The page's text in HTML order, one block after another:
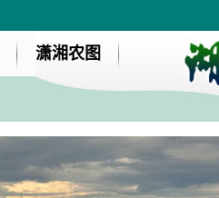
潇湘农图